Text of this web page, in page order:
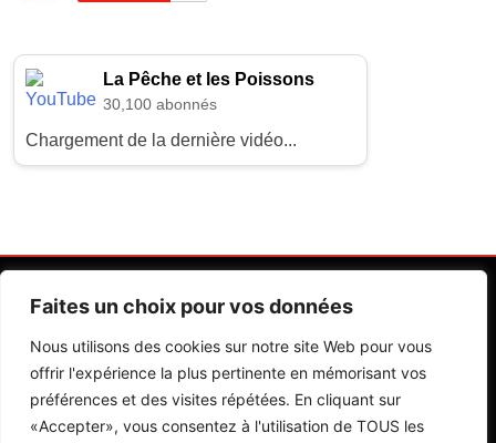
Faites un choix pour vos données
Nous utilisons des cookies sur notre site Web pour vous
offrir l'expérience la plus pertinente en mémorisant vos
préférences et des visites répétées. En cliquant sur
«Accepter», vous consentez à l'utilisation de TOUS les
La Pêche et les Poissons
30,100 abonnés
Chargement de la dernière vidéo...
Contactez Nos Rédactions Mentions Légales